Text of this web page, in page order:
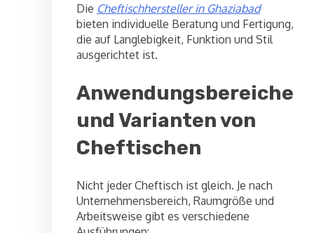
Die Cheftischhersteller in Ghaziabad
bieten individuelle Beratung und Fertigung,
die auf Langlebigkeit, Funktion und Stil
ausgerichtet ist.
Anwendungsbereiche
und Varianten von
Cheftischen
Nicht jeder Cheftisch ist gleich. Je nach
Unternehmensbereich, Raumgröße und
Arbeitsweise gibt es verschiedene